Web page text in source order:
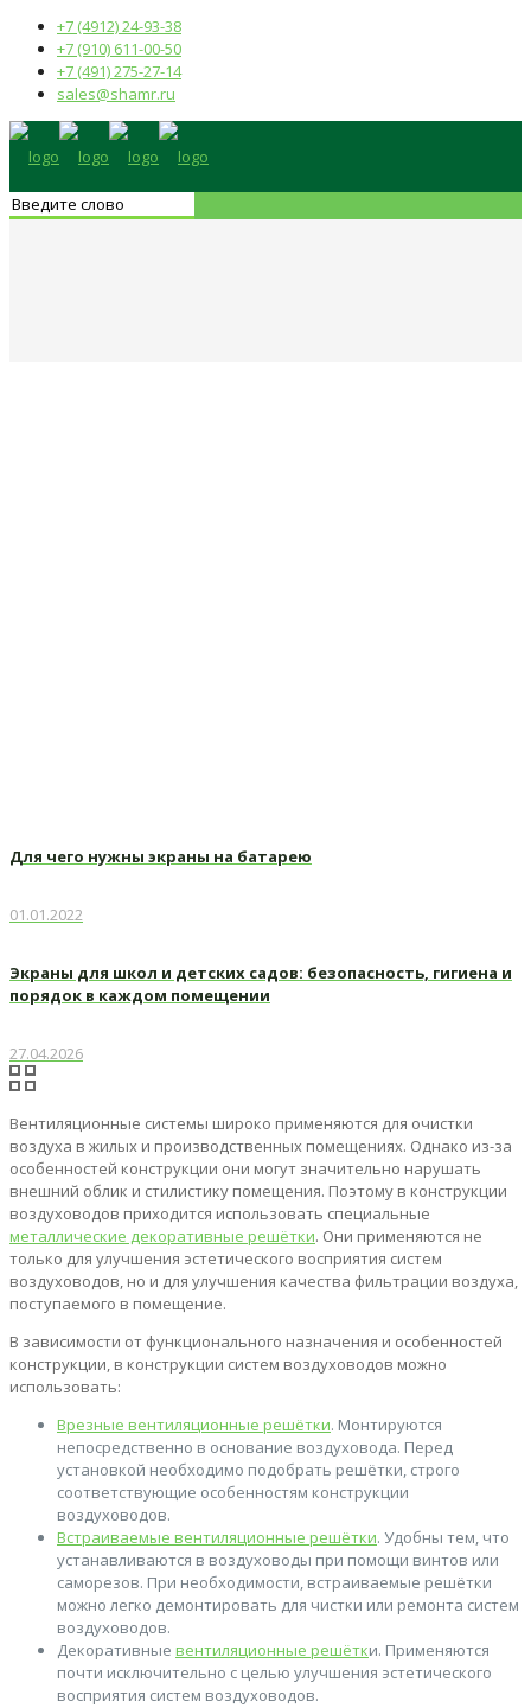
+7 (4912) 24-93-38
+7 (910) 611-00-50
+7 (491) 275-27-14
sales@shamr.ru
Для чего нужны экраны на батарею
01.01.2022
Экраны для школ и детских садов: безопасность, гигиена и
порядок в каждом помещении
27.04.2026
Вентиляционные системы широко применяются для очистки
воздуха в жилых и производственных помещениях. Однако из-за
особенностей конструкции они могут значительно нарушать
внешний облик и стилистику помещения. Поэтому в конструкции
воздуховодов приходится использовать специальные
металлические декоративные решётки. Они применяются не
только для улучшения эстетического восприятия систем
воздуховодов, но и для улучшения качества фильтрации воздуха,
поступаемого в помещение.
В зависимости от функционального назначения и особенностей
конструкции, в конструкции систем воздуховодов можно
использовать:
Врезные вентиляционные решётки. Монтируются
непосредственно в основание воздуховода. Перед
установкой необходимо подобрать решётки, строго
соответствующие особенностям конструкции
воздуховодов.
Встраиваемые вентиляционные решётки. Удобны тем, что
устанавливаются в воздуховоды при помощи винтов или
саморезов. При необходимости, встраиваемые решётки
можно легко демонтировать для чистки или ремонта систем
воздуховодов.
Декоративные вентиляционные решётки. Применяются
почти исключительно с целью улучшения эстетического
восприятия систем воздуховодов.